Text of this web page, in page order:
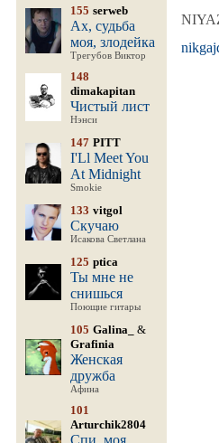
155 serweb
Ах, судьба
моя, злодейка
Трегубов Виктор
148
dimakapitan
Чистый лист
Нэнси
147 PITT
I'Ll Meet You
At Midnight
Smokie
133 vitgol
Скучаю
Исакова Светлана
125 ptica
Ты мне не
снишься
Поющие гитары
105 Galina_
&
Grafinia
Женская
дружба
Афина
101
Arturchik2804
Спи, моя